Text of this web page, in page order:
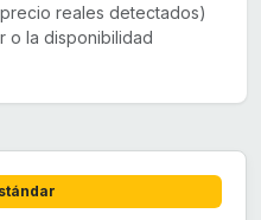
reales detectados)
o la disponibilidad